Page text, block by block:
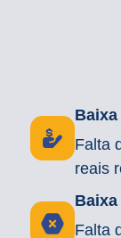
Falta
reais
Falta